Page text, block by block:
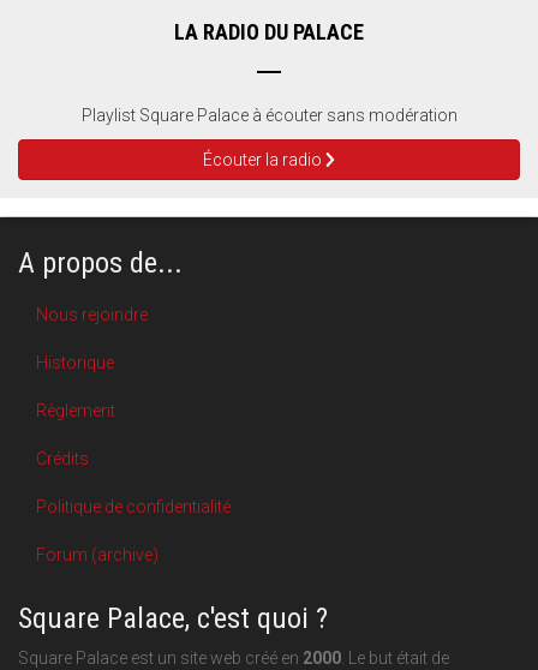
LA RADIO DU PALACE
Playlist Square Palace à écouter sans modération
Écouter la radio
A propos de...
Nous rejoindre
Historique
Règlement
Crédits
Politique de confidentialité
Forum (archive)
Square Palace, c'est quoi ?
Square Palace est un site web créé en 2000 . Le but était de